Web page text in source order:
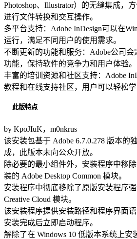
Photoshop、Illustrator）的无缝集成，
进行文件转换和交互操作。
多平台支持：Adobe InDesign可以在
运行，满足不同用户的使用需求。
不断更新的功能和服务：Adobe公司
功能，保持软件的竞争力和用户体验。
丰富的培训资源和社区支持：Adobe
教程和在线支持社区，用户可以轻松学
此版特点
by KpoJIuK，m0nkrus
该安装包基于 Adobe 6.7.0.278 版本的
成，此版本未向公众开放。
除必要的最小组件外，安装程序中移
装的 Adobe Desktop Common 模块。
安装程序中彻底移除了原版安装程序
Creative Cloud 模块。
该安装程序提供安装路径和程序界面
安装完成后立即启动程序。
解除了在 Windows 10 低版本系统上安